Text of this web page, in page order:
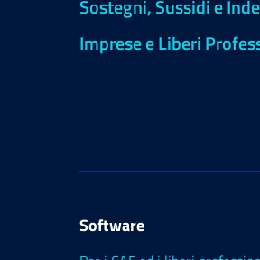
Sostegni, Sussidi e
Imprese e Liberi
Software